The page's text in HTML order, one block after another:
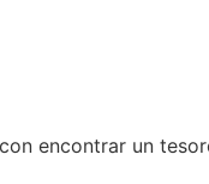
encontrar un